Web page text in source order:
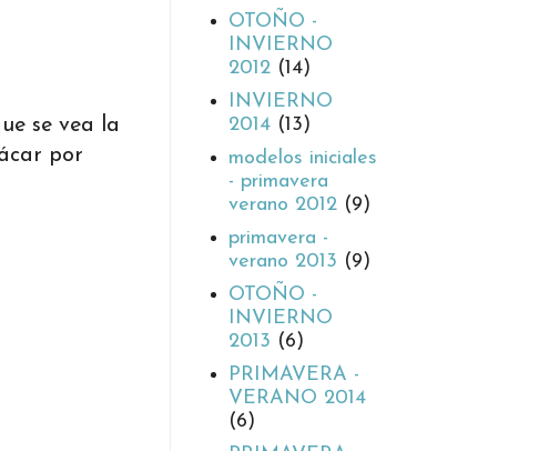
se vea la
por
OTOÑO -
INVIERNO
2012 (14)
INVIERNO
2014 (13)
modelos iniciales
- primavera
verano 2012 (9)
primavera -
verano 2013 (9)
OTOÑO -
INVIERNO
2013 (6)
PRIMAVERA -
VERANO 2014
(6)